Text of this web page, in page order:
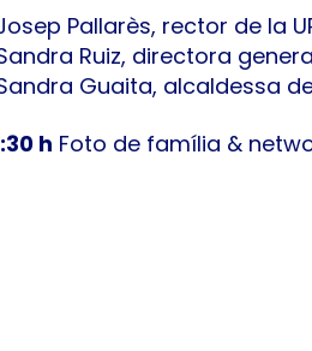
Pallarès, rector de la
Ruiz, directora
Guaita, alcaldessa
h Foto de família &